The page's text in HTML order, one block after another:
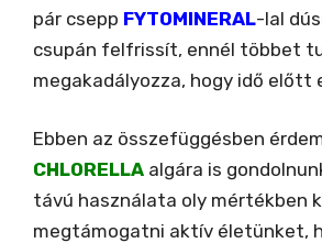
pár csepp FYTOMINERAL-lal
csupán felfrissít, ennél többet
megakadályozza, hogy idő előtt
Ebben az összefüggésben
CHLORELLA algára is
távú használata oly mértékben
megtámogatni aktív életünket,